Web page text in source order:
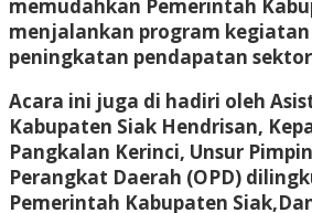
memudahkan Pemerintah
menjalankan program
peningkatan pendapatan
Acara ini juga di hadiri oleh
Kabupaten Siak Hendrisan,
Pangkalan Kerinci, Unsur
Perangkat Daerah (OPD)
Pemerintah Kabupaten